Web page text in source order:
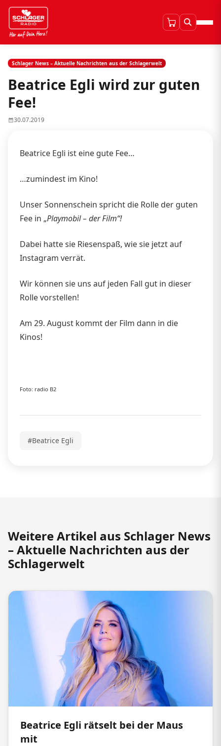
Schlager News – Aktuelle Nachrichten aus der Schlagerwelt
Beatrice Egli wird zur guten
Fee!
30.07.2019
Beatrice Egli ist eine gute Fee…
…zumindest im Kino!
Unser Sonnenschein spricht die Rolle der guten
Fee in „Playmobil – der Film“!
Dabei hatte sie Riesenspaß, wie sie jetzt auf
Instagram verrät.
Wir können sie uns auf jeden Fall gut in dieser
Rolle vorstellen!
Am 29. August kommt der Film dann in die
Kinos!
Foto: radio B2
#Beatrice Egli
Weitere Artikel aus Schlager News
– Aktuelle Nachrichten aus der
Schlagerwelt
Beatrice Egli rätselt bei der Maus
mit